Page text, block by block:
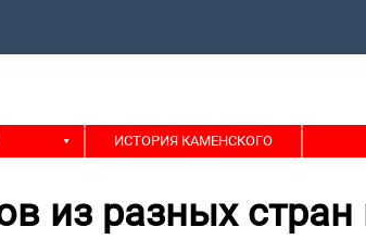
ИСТОРИЯ КАМЕНСКОГО
из разных